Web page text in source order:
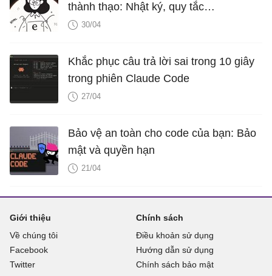
thành thạo: Nhật ký, quy tắc
CLAUDE.md và khả năng mở rộng
30/04
Khắc phục câu trả lời sai trong 10 giây
trong phiên Claude Code
27/04
Bảo vệ an toàn cho code của bạn: Bảo
mật và quyền hạn
21/04
Giới thiệu
Về chúng tôi
Facebook
Twitter
Chính sách
Điều khoản sử dụng
Hướng dẫn sử dụng
Chính sách bảo mật